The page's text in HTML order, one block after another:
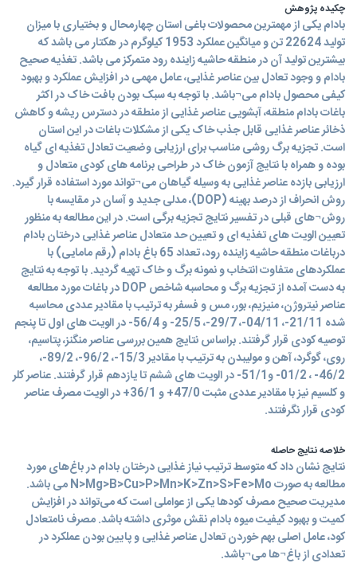
چکیده پژوهش
بادام یکی از مهمترین محصولات باغی استان چهارمحال و بختیاری با میزان
تولید 22624 تن و میانگین عملکرد 1953 کیلوگرم در هکتار می باشد که
بیشترین تولید آن در منطقه حاشیه زاینده رود متمرکز می باشد. تغذیه صحیح
بادام و وجود تعادل بین عناصر غذایی، عامل مهمی در افزایش عملکرد و بهبود
کیفی محصول بادام می¬باشد. با توجه به سبک بودن بافت خاک در اکثر
باغات بادام منطقه، آبشویی عناصر غذایی از منطقه در دسترس ریشه و کاهش
ذخائر عناصر غذایی قابل جذب خاک یکی از مشکلات باغات در این استان
است. تجزیه برگ روشی مناسب برای ارزیابی وضعیت تعادل تغذیه ای گیاه
بوده و همراه با نتایج آزمون خاک در طراحی برنامه های کودی متعادل و
ارزیابی بازده عناصر غذایی به وسیله گیاهان می¬تواند مورد استفاده قرار گیرد.
روش انحراف از درصد بهینه (DOP)، مدلی جدید و آسان در مقایسه با
روش¬های قبلی در تفسیر نتایج تجزیه برگی است. در اين مطالعه به منظور
تعیین الویت های تغذیه ای و تعیین حد متعادل عناصر غذایی درختان بادام
درباغات منطقه حاشیه زاینده رود، تعداد 65 باغ بادام (رقم مامایی) با
عملکردهای متفاوت انتخاب و نمونه برگ و خاک تهیه گردید. با توجه به نتایج
به دست آمده از تجزیه برگ و محاسبه شاخص DOP در باغات مورد مطالعه
عناصر نیتروژن، منیزیم، بور، مس و فسفر به ترتیب با مقادیر عددی محاسبه
شده 21/11-، 04/11-، 29/7-، 25/5- و 56/4- در الویت های اول تا پنجم
توصیه کودی قرار گرفتند. براساس نتایج همین بررسی عناصر منگنز، پتاسیم،
روی، گوگرد، آهن و مولیبدن به ترتیب با مقادیر 15/3-، 96/2-، 89/2-،
46/2- ، 01/2- و51/1- در الویت های ششم تا یازدهم قرار گرفتند. عناصر کلر
و کلسیم نیز با مقادیر عددی مثبت 47/0+ و 36/1+ در الویت مصرف عناصر
کودی قرار نگرفتند.
خلاصه نتایج حاصله
نتایج نشان داد که متوسط ترتیب نیاز غذایی درختان بادام در باغ‌های مورد
مطالعه به صورت N>Mg>B>Cu>P>Mn>K>Zn>S>Fe>Mo می باشد.
مدیریت صحیح مصرف کودها یکی از عواملی است که می‌تواند در افزایش
کمیت و بهبود کیفیت میوه بادام نقش موثری داشته باشد. مصرف نامتعادل
کود، عامل اصلی بهم خوردن تعادل عناصر غذایی و پایین بودن عملکرد در
تعدادی از باغ¬ها می¬باشد.